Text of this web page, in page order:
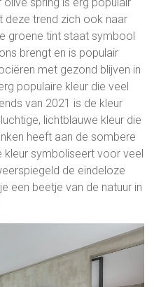
deze trend zich ook naar
groene tint staat symbool
brengt en is populair
met gezond blijven in
populaire kleur die veel
van 2021 is de kleur
lichtblauwe kleur die
heeft aan de sombere
kleur symboliseert voor veel
de eindeloze
een beetje van de natuur in